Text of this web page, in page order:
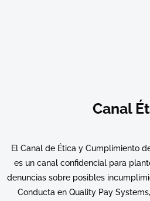
Canal
El Canal de Ética y Cumplimiento
es un canal confidencial para
denuncias sobre posibles
Conducta en Quality Pay